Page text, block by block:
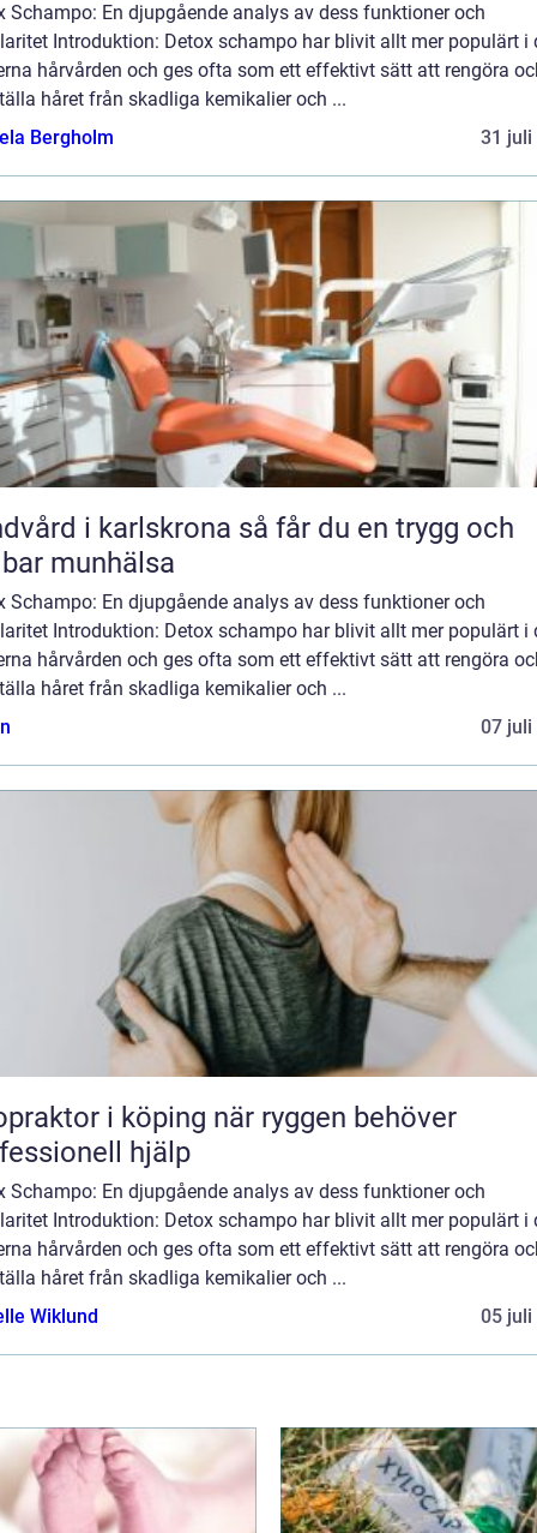
Schampo: En djupgående analys av dess funktioner och
Introduktion: Detox schampo har blivit allt mer populärt i
hårvården och ges ofta som ett effektivt sätt att rengöra
håret från skadliga kemikalier och ...
Bergholm
31 juli
i karlskrona så får du en trygg och
munhälsa
Schampo: En djupgående analys av dess funktioner och
Introduktion: Detox schampo har blivit allt mer populärt i
hårvården och ges ofta som ett effektivt sätt att rengöra
håret från skadliga kemikalier och ...
07 juli
i köping när ryggen behöver
hjälp
Schampo: En djupgående analys av dess funktioner och
Introduktion: Detox schampo har blivit allt mer populärt i
hårvården och ges ofta som ett effektivt sätt att rengöra
håret från skadliga kemikalier och ...
Wiklund
05 juli